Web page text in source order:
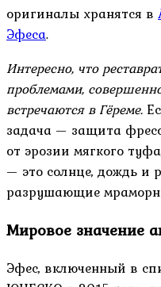
оригиналы хранятся в
Эфеса.
Интересно, что
проблемами,
встречаются в Гёреме.
задача — защита
от эрозии мягкого
— это солнце, дождь и
разрушающие
Мировое значение
Эфес, включенный в